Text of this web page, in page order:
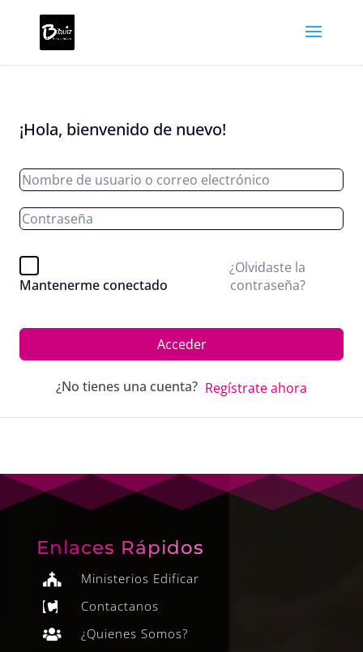
¡Hola, bienvenido de nuevo!
Mantenerme conectado
¿Olvidaste la
contraseña?
Acceder
¿No tienes una cuenta? Regístrate ahora
Enlaces Rápidos
 Ministerios Edificar
 Contactanos
 ¿Quienes Somos?